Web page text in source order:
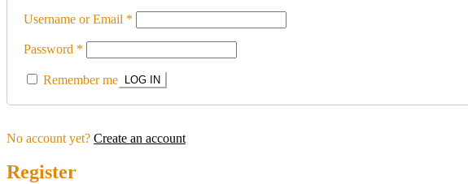
Username or Email *
Password *
Remember me
No account yet? Create an account
Register